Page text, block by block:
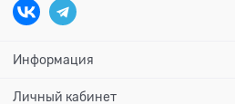
Информация
Личный кабинет